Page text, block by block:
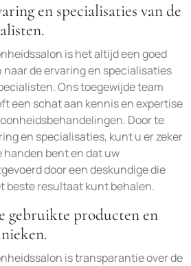
en specialisaties van de
is het altijd een goed
de ervaring en specialisaties
Ons toegewijde team
een schat aan kennis en expertise
Door te
en specialisaties, kunt u er zeker
handen bent en dat uw
door een deskundige die
beste resultaat kunt behalen.
gebruikte producten en
is transparantie over de